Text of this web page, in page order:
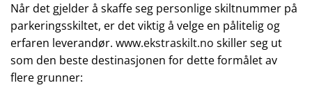
Når det gjelder å skaffe seg personlige skiltnummer på
parkeringsskiltet, er det viktig å velge en pålitelig og
erfaren leverandør. www.ekstraskilt.no skiller seg ut
som den beste destinasjonen for dette formålet av
flere grunner: